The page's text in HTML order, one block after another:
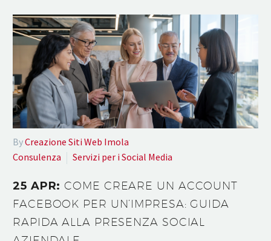
ByCreazione Siti Web Imola
Consulenza
Servizi per i Social Media
25 APR:COME CREARE UN ACCOUNT
FACEBOOK PER UN’IMPRESA: GUIDA
RAPIDA ALLA PRESENZA SOCIAL